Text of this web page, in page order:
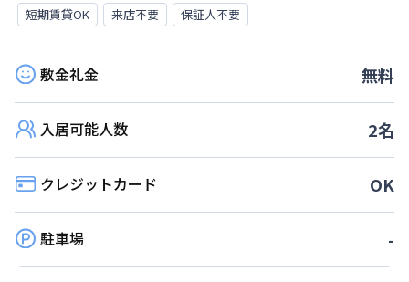
短期賃貸OK
来店不要 保証人不要
敷金礼金 無料
入居可能人数 2名
クレジットカード OK
駐車場 -